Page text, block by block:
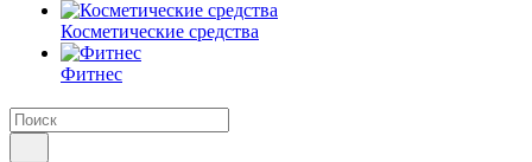
Косметические средства
Фитнес